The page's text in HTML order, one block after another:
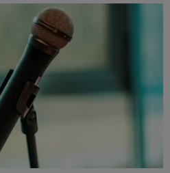
tentent de voler vos